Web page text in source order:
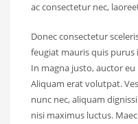
ac consectetur nec,
Donec consectetur
feugiat mauris quis purus
In magna justo, auctor
Aliquam erat volutpat.
nunc nec, aliquam
nisi maximus luctus.